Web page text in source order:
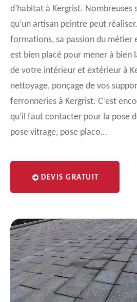
d’habitat à Kergrist.
qu’un artisan peintre peut
formations, sa passion du métier
est bien placé pour mener à bien
de votre intérieur et extérieur à
nettoyage, ponçage de vos
ferronneries à Kergrist. C’est
qu’il faut contacter pour la pose
pose vitrage, pose placo…
DEVIS GRATUIT